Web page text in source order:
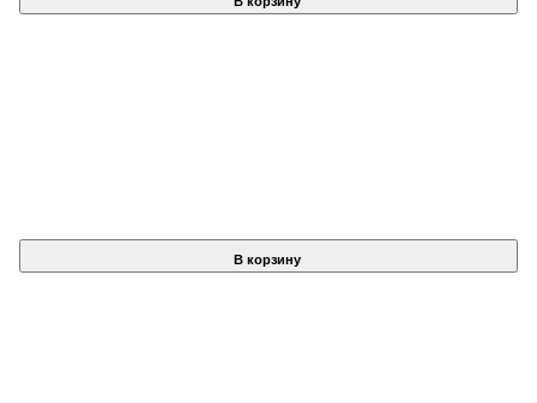
В корзину